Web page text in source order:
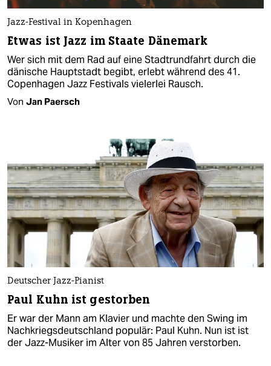
Jazz-Festival in Kopenhagen
Etwas ist Jazz im Staate Dänemark
Wer sich mit dem Rad auf eine Stadtrundfahrt durch die
dänische Hauptstadt begibt, erlebt während des 41.
Copenhagen Jazz Festivals vielerlei Rausch.
Von Jan Paersch
Deutscher Jazz-Pianist
Paul Kuhn ist gestorben
Er war der Mann am Klavier und machte den Swing im
Nachkriegsdeutschland populär: Paul Kuhn. Nun ist ist
der Jazz-Musiker im Alter von 85 Jahren verstorben.